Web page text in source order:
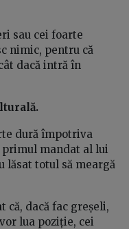
sau cei foarte
nimic, pentru că
dacă intră în
dură împotriva
mandat al lui
lăsat totul să meargă
că, dacă fac greșeli,
lua poziție, cei